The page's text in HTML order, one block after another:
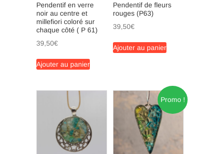
Pendentif en verre
noir au centre et
millefiori coloré sur
chaque côté ( P 61)
39,50€
Ajouter au panier
Pendentif de fleurs
rouges (P63)
39,50€
Ajouter au panier
Promo !